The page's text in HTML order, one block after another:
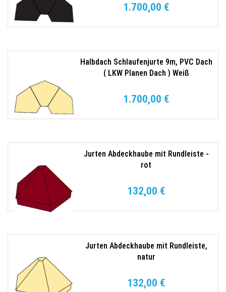
1.700,00 €
Halbdach Schlaufenjurte 9m, PVC Dach
( LKW Planen Dach ) Weiß
1.700,00 €
Jurten Abdeckhaube mit Rundleiste -
rot
132,00 €
Jurten Abdeckhaube mit Rundleiste,
natur
132,00 €